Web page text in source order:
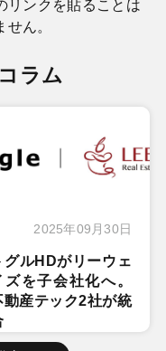
リンクを貼ることは
ん。
ラム
2025年09月30日
グルHDがリーウェ
ズを子会社化へ。
動産テック2社が統